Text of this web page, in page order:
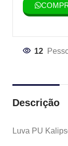
12
Descrição
Luva PU